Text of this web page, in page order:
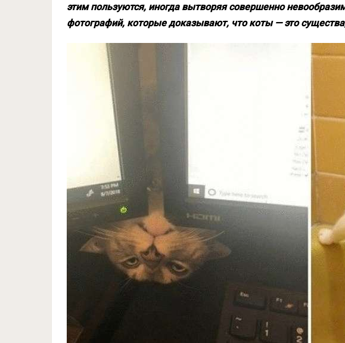
этим пользуются, иногда вытворяя совершенно
фотографий, которые доказывают, что коты — это